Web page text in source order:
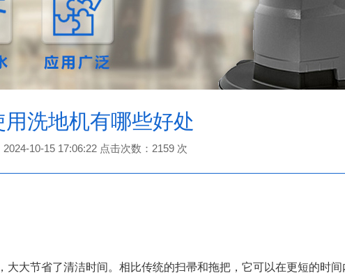
用洗地机有哪些好处
10-15 17:06:22 点击次数：2159 次
节省了清洁时间。相比传统的扫帚和拖把，它可以在更短的时间